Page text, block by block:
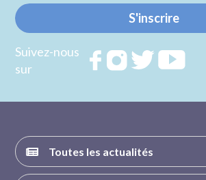
S'inscrire
Suivez-nous
sur
RejoignezRejoignezRejoignez
Toutes les actualités